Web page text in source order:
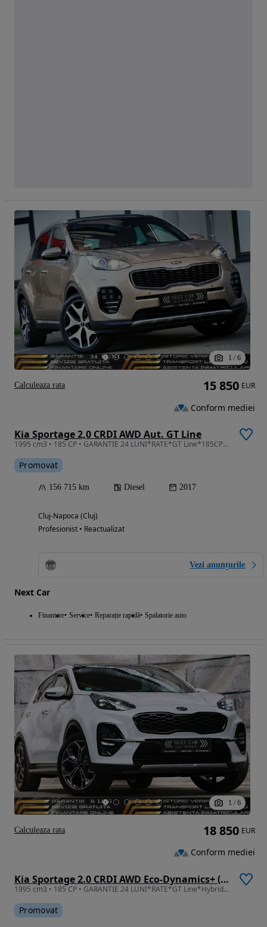
1 / 6
Kia Sportage 2,0 CRDI AWD Aut. GT Line
1995 cm3 • 185 CP • GARANTIE 24 LUNI*RATE*GT Line*185CP*4x4*Automata*Piele*PanoramaFull
Promovat
156 715 km Diesel 2017
Cluj-Napoca (Cluj)
Profesionist • Reactualizat
Vezi anunțurile
Next Car
Finantare Service Reparație rapidă Spalatorie auto
15 850 EUR
Conform mediei
Calculeaza rata
1 / 6
Kia Sportage 2.0 CRDI AWD Eco-Dynamics+ (48V M-H) Aut. GT LINE
1995 cm3 • 185 CP • GARANTIE 24 LUNI*RATE*GT Line*Hybrid**Automata 185CP*4x4*Panoram*FULL
Promovat
18 850 EUR
Conform mediei
Calculeaza rata